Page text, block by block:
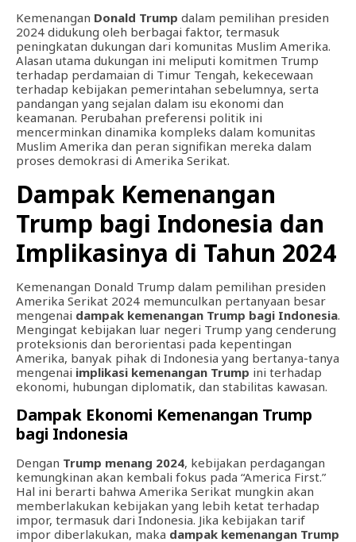
Kemenangan Donald Trump dalam pemilihan presiden
2024 didukung oleh berbagai faktor, termasuk
peningkatan dukungan dari komunitas Muslim Amerika.
Alasan utama dukungan ini meliputi komitmen Trump
terhadap perdamaian di Timur Tengah, kekecewaan
terhadap kebijakan pemerintahan sebelumnya, serta
pandangan yang sejalan dalam isu ekonomi dan
keamanan. Perubahan preferensi politik ini
mencerminkan dinamika kompleks dalam komunitas
Muslim Amerika dan peran signifikan mereka dalam
proses demokrasi di Amerika Serikat.
Dampak Kemenangan
Trump bagi Indonesia dan
Implikasinya di Tahun 2024
Kemenangan Donald Trump dalam pemilihan presiden
Amerika Serikat 2024 memunculkan pertanyaan besar
mengenai dampak kemenangan Trump bagi Indonesia.
Mengingat kebijakan luar negeri Trump yang cenderung
proteksionis dan berorientasi pada kepentingan
Amerika, banyak pihak di Indonesia yang bertanya-tanya
mengenai implikasi kemenangan Trump ini terhadap
ekonomi, hubungan diplomatik, dan stabilitas kawasan.
Dampak Ekonomi Kemenangan Trump
bagi Indonesia
Dengan Trump menang 2024, kebijakan perdagangan
kemungkinan akan kembali fokus pada “America First.”
Hal ini berarti bahwa Amerika Serikat mungkin akan
memberlakukan kebijakan yang lebih ketat terhadap
impor, termasuk dari Indonesia. Jika kebijakan tarif
impor diberlakukan, maka dampak kemenangan Trump